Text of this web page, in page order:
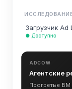
Загрузчик Ad
● Доступно
ADCOW
Агентские
Прогретые BM